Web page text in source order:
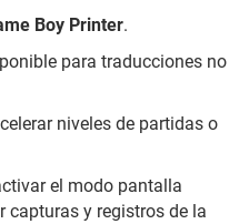
Boy Printer.
para traducciones no
niveles de partidas o
el modo pantalla
capturas y registros de la